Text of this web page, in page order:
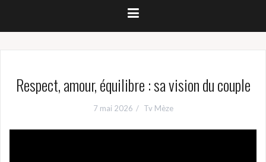
Respect, amour, équilibre : sa vision du couple
7 mai 2026 Tv Mèze